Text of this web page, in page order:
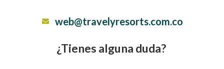
web@travelyresorts.com.co
¿Tienes alguna duda?